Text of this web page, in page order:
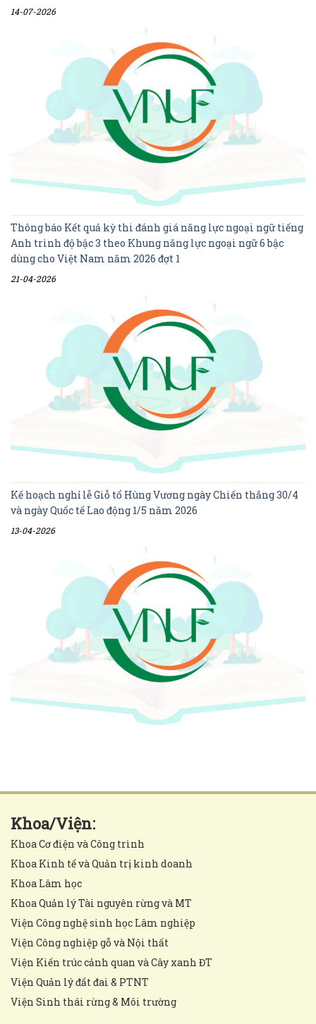
14-07-2026
Thông báo Kết quả kỳ thi đánh giá năng lực ngoại ngữ tiếng
Anh trình độ bậc 3 theo Khung năng lực ngoại ngữ 6 bậc
dùng cho Việt Nam năm 2026 đợt 1
21-04-2026
Kế hoạch nghỉ lễ Giỗ tổ Hùng Vương ngày Chiến thắng 30/4
và ngày Quốc tế Lao động 1/5 năm 2026
13-04-2026
Khoa/Viện:
Khoa Cơ điện và Công trình
Khoa Kinh tế và Quản trị kinh doanh
Khoa Lâm học
Khoa Quản lý Tài nguyên rừng và MT
Viện Công nghệ sinh học Lâm nghiệp
Viện Công nghiệp gỗ và Nội thất
Viện Kiến trúc cảnh quan và Cây xanh ĐT
Viện Quản lý đất đai & PTNT
Viện Sinh thái rừng & Môi trường